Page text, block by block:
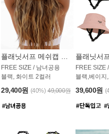
FREE SIZE / 남녀공용
블랙, 화이트 2컬러
29,400원 (40%) 49,000원
블랙,베이지,그레
39,600원